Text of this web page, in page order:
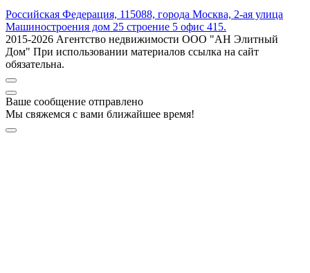
Российская Федерация, 115088, города Москва, 2-ая улица
Машиностроения дом 25 строение 5 офис 415.
2015-2026 Агентство недвижимости ООО "АН Элитный
Дом" При использовании материалов ссылка на сайт
обязательна.
Ваше сообщение отправлено
Мы свяжемся с вами ближайшее время!